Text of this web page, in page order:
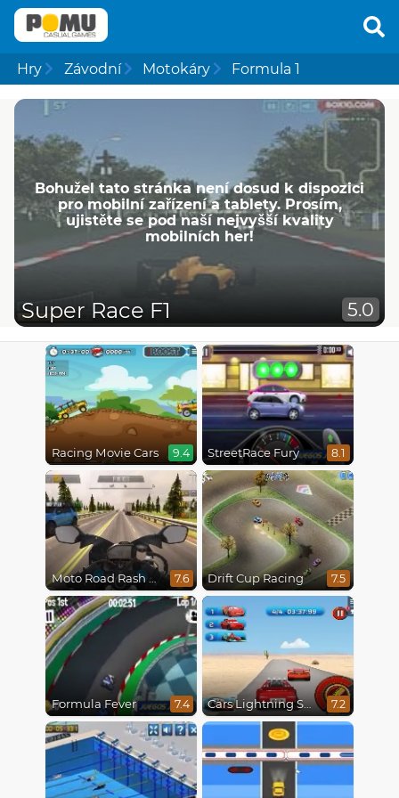
Hry Závodní Motokáry Formula 1
Bohužel tato stránka není dosud k dispozici
pro mobilní zařízení a tablety. Prosím,
ujistěte se pod naší nejvyšší kvality
mobilních her!
Super Race F1 5.0
Racing Movie Cars 9.4 StreetRace Fury 8.1
Moto Road Rash 3D 7.6 Drift Cup Racing 7.5
Formula Fever 7.4 Cars Lightning Speed 7.2